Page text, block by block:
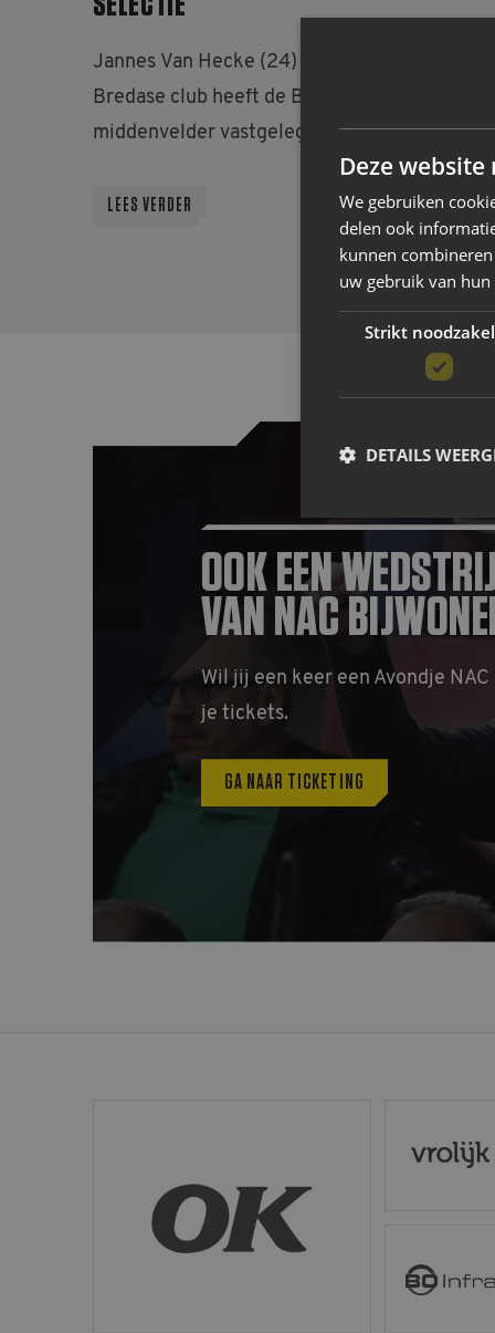
Jannes Van Hecke (24) is speler van NAC. De
Bredase club heeft de Belgische
middenvelder vastgelegd voor vier
De Belg, woonachtig in Antwerpen, komt
transfervrij over van SK Beveren. Met die
ploeg bewerkstelligde Van Hecke afgelopen
seizoen promotie naar het hoogste niveau
LEES VERDER
OOK EEN
VAN NAC
Wil jij een keer een Avondje
je tickets.
GA NAAR TICKETING
Deze
We gebruiken
delen ook
kunnen
uw gebruik van hun
Strikt
DETAILS
Strikt noodzakelijke
website kan niet goed
Naam
LLC